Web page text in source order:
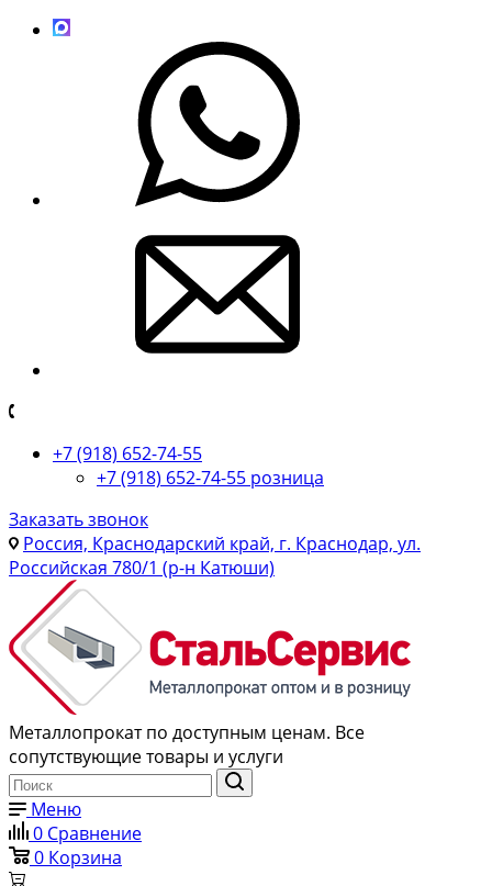
+7 (918) 652-74-55
+7 (918) 652-74-55 розница
Заказать звонок
Россия, Краснодарский край, г. Краснодар, ул.
Российская 780/1 (р-н Катюши)
Металлопрокат по доступным ценам. Все
сопутствующие товары и услуги
Меню
0 Сравнение
0 Корзина